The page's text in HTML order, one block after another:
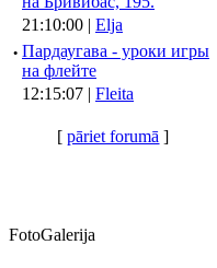
21:10:00 | Elja
· Пардаугава - уроки игры
на флейте
12:15:07 | Fleita
[pāriet forumā ]
FotoGalerija